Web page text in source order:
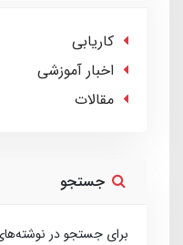
کاریابی
اخبار آموزشی
مقالات
جستجو
برای جستجو در